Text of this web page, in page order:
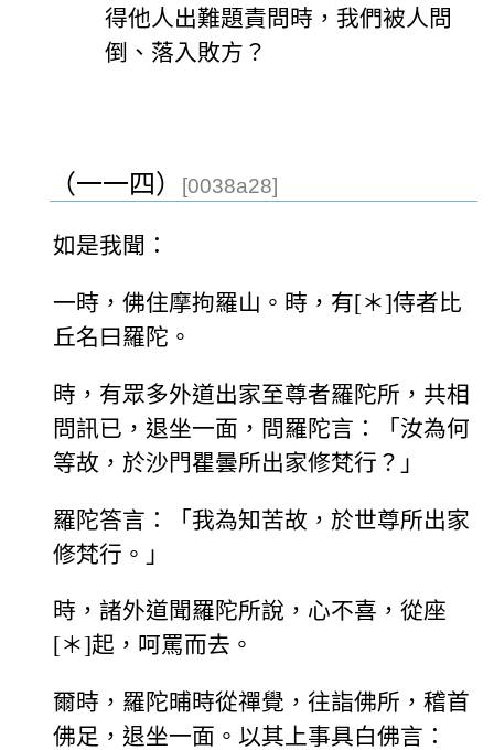
得他人出難題責問時，我們被人問
倒、落入敗方？
（一一四） [0038a28]
如是我聞：
一時，佛住摩拘羅山。時，有[＊]侍者比
丘名曰羅陀。
時，有眾多外道出家至尊者羅陀所，共相
問訊已，退坐一面，問羅陀言：「汝為何
等故，於沙門瞿曇所出家修梵行？」
羅陀答言：「我為知苦故，於世尊所出家
修梵行。」
時，諸外道聞羅陀所說，心不喜，從座
[＊]起，呵罵而去。
爾時，羅陀晡時從禪覺，往詣佛所，稽首
佛足，退坐一面。以其上事具白佛言：